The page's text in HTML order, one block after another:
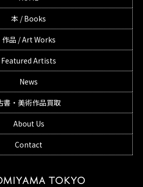
本 / Books
作品 / Art Works
Featured Artists
News
書・美術作品買取
About Us
Contact